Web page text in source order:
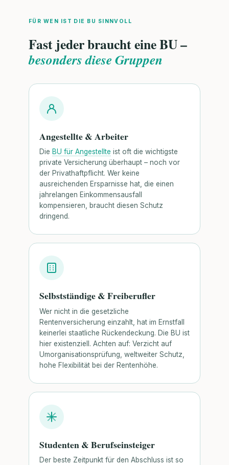
FÜR WEN IST DIE BU SINNVOLL
Fast jeder braucht eine BU –
besonders diese Gruppen
Angestellte & Arbeiter
Die BU für Angestellte ist oft die wichtigste
private Versicherung überhaupt – noch vor
der Privathaftpflicht. Wer keine
ausreichenden Ersparnisse hat, die einen
jahrelangen Einkommensausfall
kompensieren, braucht diesen Schutz
dringend.
Selbstständige & Freiberufler
Wer nicht in die gesetzliche
Rentenversicherung einzahlt, hat im Ernstfall
keinerlei staatliche Rückendeckung. Die BU ist
hier existenziell. Achten auf: Verzicht auf
Umorganisationsprüfung, weltweiter Schutz,
hohe Flexibilität bei der Rentenhöhe.
Studenten & Berufseinsteiger
Der beste Zeitpunkt für den Abschluss ist so